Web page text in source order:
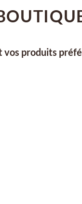
produits